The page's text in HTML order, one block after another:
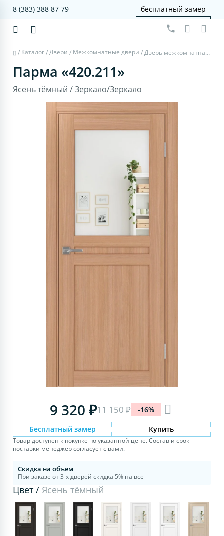
8 (383) 388 87 79 бесплатный замер
/ Каталог/Двери / Межкомнатные двери / Дверь межкомнатная Парма 420.211 - ясень тёмный, зеркало/зеркало
Парма «420.211»
Ясень тёмный / Зеркало/Зеркало
9 320 ₽11 150 ₽ -16%
Бесплатный замер Купить
Товар доступен к покупке по указанной цене. Состав и срок
поставки менеджер согласует с вами.
Скидка на объём
При заказе от 3-х дверей скидка 5% на все
Цвет /Ясень тёмный